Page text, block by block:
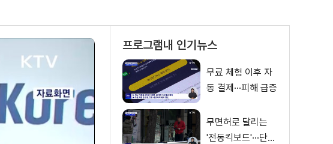
프로그램내 인기뉴스
무료 체험 이후 자
동 결제···피해 급증
무면허로 달리는
'전동킥보드'···단속